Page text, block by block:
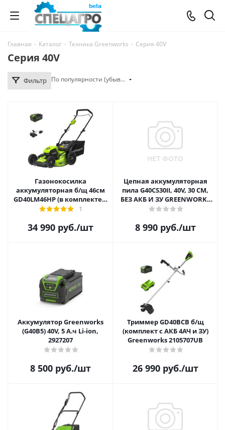
Главная - Каталог - Техника Greenworks - Серия 40V
Серия 40V
Фильтр По популярности (убывание)
Газонокосилка
аккумуляторная б/щ 46см
GD40LM46НР (в комплекте с
АКБ 4АЧ и ЗУ) Greenworks
1
34 990руб./шт
Цепная аккумуляторная
пила G40CS30II, 40V, 30 СМ,
БЕЗ АКБ И ЗУ GREENWORKS
2007807
8 990руб./шт
Аккумулятор Greenworks
(G40B5) 40V, 5 А.ч Li-ion,
2927207
8 500руб./шт
Триммер GD40BCB б/щ
(комплект с АКБ 4АЧ и ЗУ)
Greenworks 2105707UB
26 990руб./шт